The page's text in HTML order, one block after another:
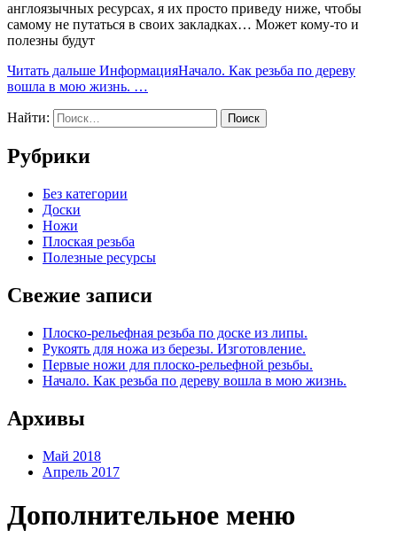
англоязычных ресурсах, я их просто приведу ниже, чтобы
самому не путаться в своих закладках… Может кому-то и
полезны будут
Читать дальше ИнформацияНачало. Как резьба по дереву
вошла в мою жизнь. …
Найти:
Рубрики
Без категории
Доски
Ножи
Плоская резьба
Полезные ресурсы
Свежие записи
Плоско-рельефная резьба по доске из липы.
Рукоять для ножа из березы. Изготовление.
Первые ножи для плоско-рельефной резьбы.
Начало. Как резьба по дереву вошла в мою жизнь.
Архивы
Май 2018
Апрель 2017
Дополнительное меню